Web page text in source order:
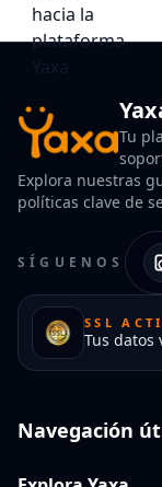
Tu
Explora nuestras
políticas clave de
SÍGUENOS
SSL
Tus datos
Navegación